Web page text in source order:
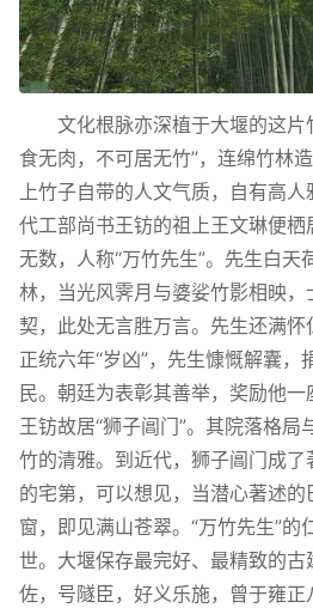
文化根脉亦深植于大堰的这片
食无肉，不可居无竹”，连绵竹林
上竹子自带的人文气质，自有高
代工部尚书王钫的祖上王文琳便
无数，人称“万竹先生”。先生白天
林，当光风霁月与婆娑竹影相映，
契，此处无言胜万言。先生还满
正统六年“岁凶”，先生慷慨解囊
民。朝廷为表彰其善举，奖励他一
王钫故居“狮子阊门”。其院落格局
竹的清雅。到近代，狮子阊门成了
的宅第，可以想见，当潜心著述
窗，即见满山苍翠。“万竹先生”
世。大堰保存最完好、最精致的
佐，号隧臣，好义乐施，曾于雍